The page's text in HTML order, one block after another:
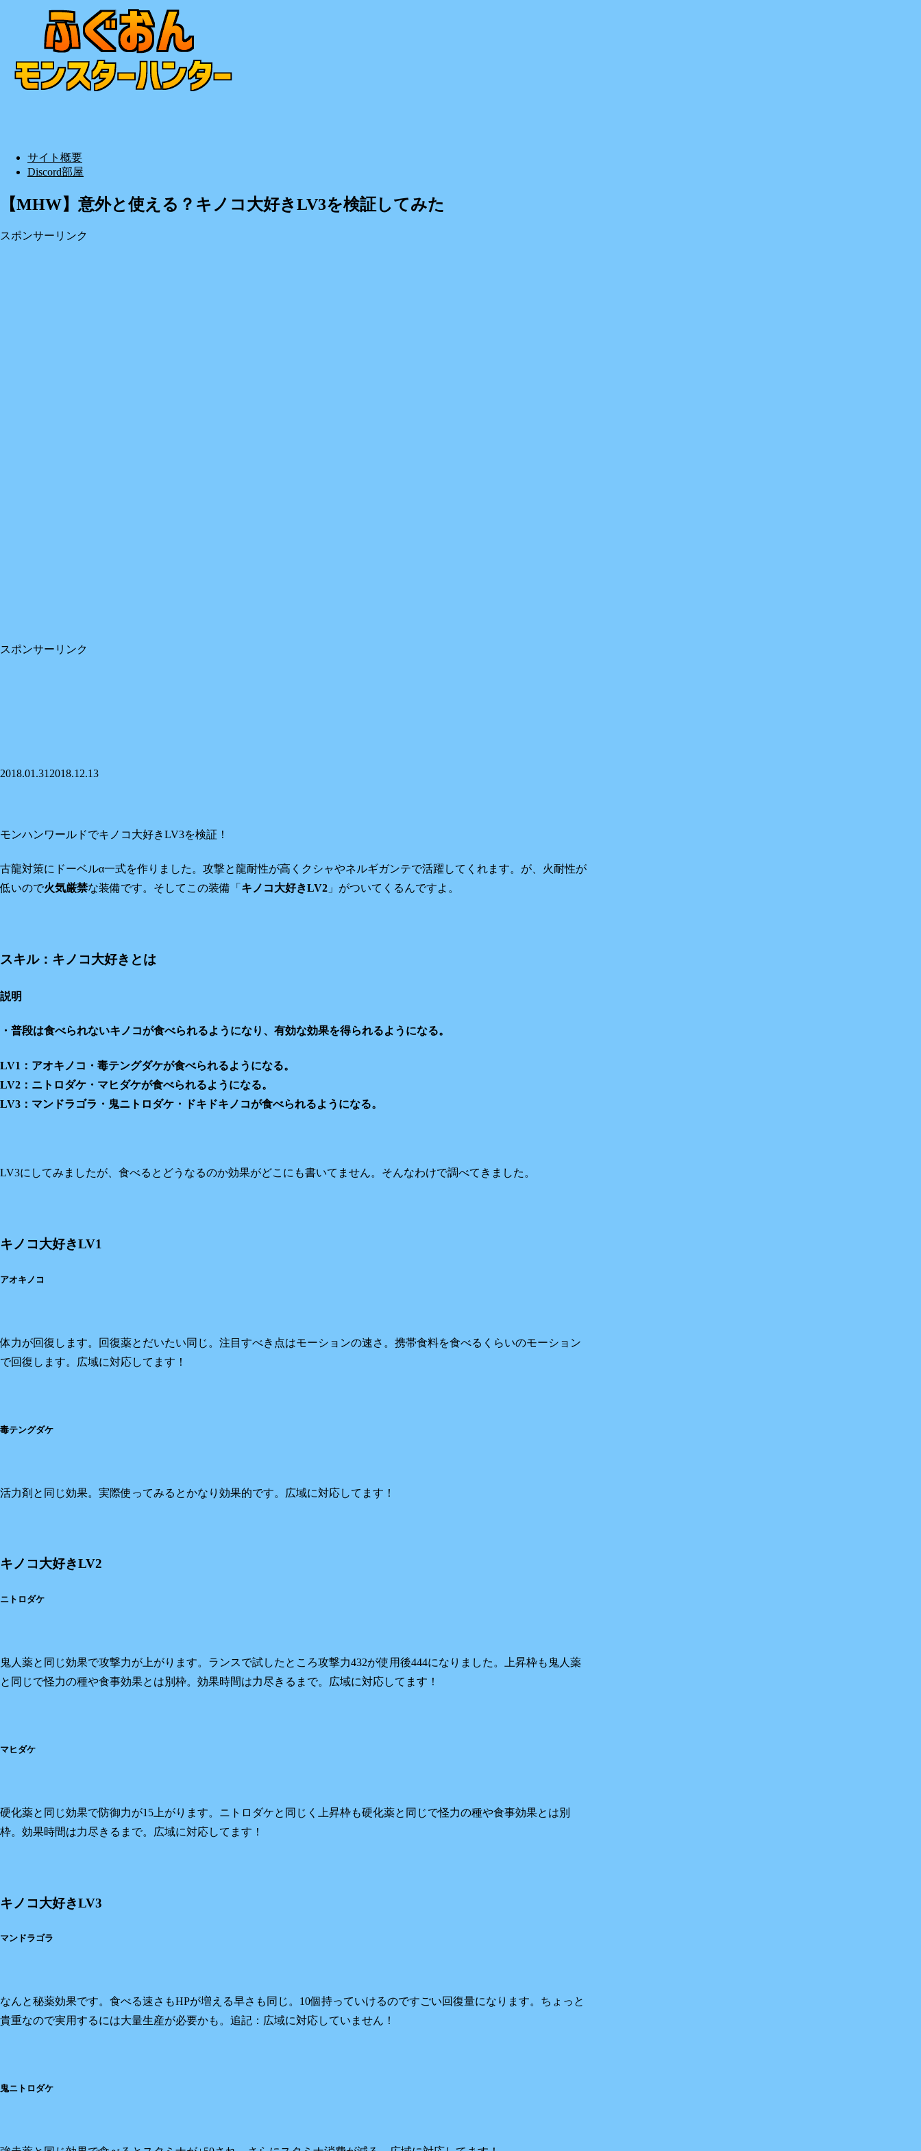
サイト概要
Discord部屋
【MHW】意外と使える？キノコ大好きLV3を検証してみた
スポンサーリンク
スポンサーリンク
2018.01.31 2018.12.13
モンハンワールドでキノコ大好きLV3を検証！
古龍対策に ドーベルα一式を作りました。攻撃と龍耐性が高くクシャやネルギガンテで活躍してくれます。が、火耐性が
低いので火気厳禁な装備です。そしてこの装備「 キノコ大好きLV2 」がついてくるんですよ。
スキル：キノコ大好きとは
説明
・普段は食べられないキノコが食べられるようになり、有効な効果を得られるようになる。
LV1：アオキノコ・毒テングダケが食べられるようになる。
LV2：ニトロダケ・マヒダケが食べられるようになる。
LV3：マンドラゴラ・鬼ニトロダケ・ドキドキノコが食べられるようになる。
LV3にしてみましたが、食べるとどうなるのか効果がどこにも書いてません。そんなわけで調べてきました。
キノコ大好きLV1
アオキノコ
体力が回復します。回復薬とだいたい同じ。注目すべき点はモーションの速さ。携帯食料を食べるくらいのモーション
で回復します。広域に対応してます！
毒テングダケ
活力剤と同じ効果。実際使ってみるとかなり効果的です。広域に対応してます！
キノコ大好きLV2
ニトロダケ
鬼人薬と同じ効果で攻撃力が上がります。ランスで試したところ攻撃力432が使用後444になりました。上昇枠も鬼人薬
と同じで怪力の種や食事効果とは別枠。効果時間は力尽きるまで。広域に対応してます！
マヒダケ
硬化薬と同じ効果で防御力が15上がります。ニトロダケと同じく上昇枠も硬化薬と同じで怪力の種や食事効果とは別
枠。効果時間は力尽きるまで。広域に対応してます！
キノコ大好きLV3
マンドラゴラ
なんと秘薬効果です。食べる速さもHPが増える早さも同じ。10個持っていけるのですごい回復量になります。ちょっと
貴重なので実用するには大量生産が必要かも。追記：広域に対応していません！
鬼ニトロダケ